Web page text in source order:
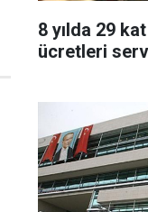
8 yılda 29
ücretleri